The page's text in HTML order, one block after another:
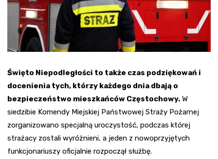
Święto Niepodległości to także czas podziękowań i
docenienia tych, którzy każdego dnia dbają o
bezpieczeństwo mieszkańców Częstochowy. W
siedzibie Komendy Miejskiej Państwowej Straży Pożarnej
zorganizowano specjalną uroczystość, podczas której
strażacy zostali wyróżnieni, a jeden z nowoprzyjętych
funkcjonariuszy oficjalnie rozpoczął służbę.